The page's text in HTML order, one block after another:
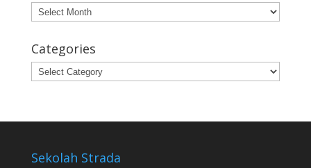
Archives
Categories
Categories
Sekolah Strada